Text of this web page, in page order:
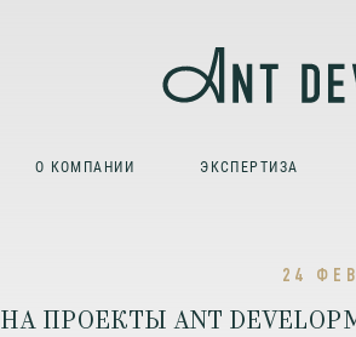
О КОМПАНИИ ЭКСПЕРТИЗА
24
НА ПРОЕКТЫ ANT